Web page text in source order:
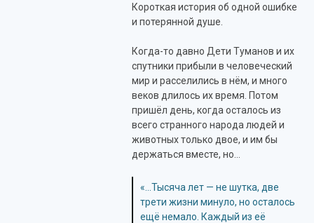
Короткая история об одной ошибке
и потерянной душе.
Когда-то давно Дети Туманов и их
спутники прибыли в человеческий
мир и расселились в нём, и много
веков длилось их время. Потом
пришёл день, когда осталось из
всего странного народа людей и
животных только двое, и им бы
держаться вместе, но…
«…Тысяча лет — не шутка, две
трети жизни минуло, но осталось
ещё немало. Каждый из её